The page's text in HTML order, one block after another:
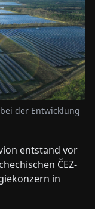
der Entwicklung
entstand vor
ČEZ-
in